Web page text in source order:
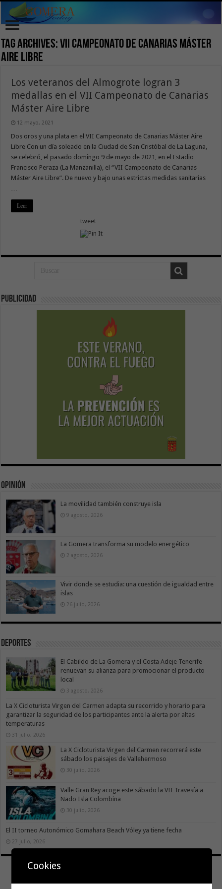
Tag Archives:VII Campeonato de Canarias Máster
Aire Libre
Los veteranos del Almogrote logran 3
medallas en el VII Campeonato de Canarias
Máster Aire Libre
12 mayo, 2021
Dos oros y una plata en el VII Campeonato de Canarias Máster Aire
Libre Con un día soleado en la Ciudad de San Cristóbal de La Laguna,
se celebró, el pasado domingo 9 de mayo de 2021, en el Estadio
Francisco Peraza (La Manzanilla), el “VII Campeonato de Canarias
Máster Aire Libre”. De nuevo y bajo unas estrictas medidas sanitarias
Leer
tweet
Publicidad
Opinión
La movilidad también construye isla
9 agosto, 2026
La Gomera transforma su modelo energético
2 agosto, 2026
Vivir donde se estudia: una cuestión de igualdad entre
islas
26 julio, 2026
Deportes
El Cabildo de La Gomera y el Costa Adeje Tenerife
renuevan su alianza para promocionar el producto
local
3 agosto, 2026
La X Cicloturista Virgen del Carmen adapta su recorrido y horario para
garantizar la seguridad de los participantes ante la alerta por altas
temperaturas
31 julio, 2026
La X Cicloturista Virgen del Carmen recorrerá este
sábado los paisajes de Vallehermoso
30 julio, 2026
Valle Gran Rey acoge este sábado la VII Travesía a
Nado Isla Colombina
30 julio, 2026
El II torneo Autonómico Gomahara Beach Vóley ya tiene fecha
27 julio, 2026
Cookies